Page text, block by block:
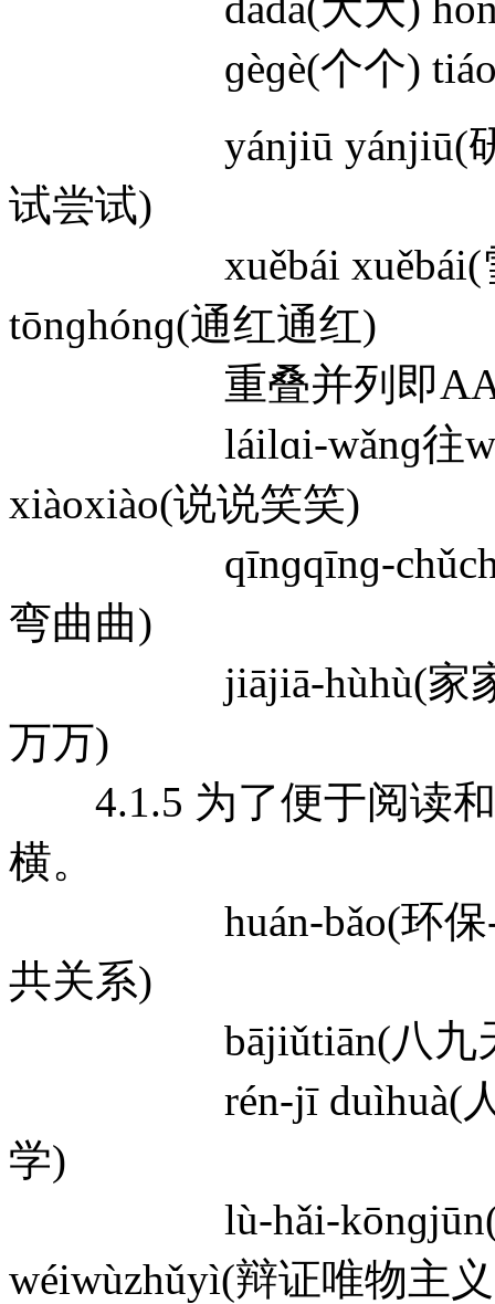
ɡèɡè(个个)
yánjiū yánjiū(研究
试尝试)
xuěbái xuěbái(雪
tōnɡhónɡ(通红通红)
重叠并列即AABB
láilɑi-wǎnɡ往wǎnɡ(
xiàoxiào(说说笑笑)
qīnɡqīnɡ-chǔchǔ(清
弯曲曲)
jiājiā-hùhù(家家户
万万)
4.1.5 为了便于阅读和
横。
huán-bǎo(环保--环
共关系)
bājiǔtiān(八九天)
rén-jī duìhuà(人机
学)
lù-hǎi-kōnɡjūn(陆
wéiwùzhǔyì(辩证唯物主